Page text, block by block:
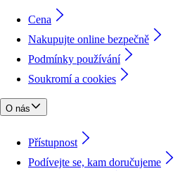
Cena
Nakupujte online bezpečně
Podmínky používání
Soukromí a cookies
O nás
Přístupnost
Podívejte se, kam doručujeme